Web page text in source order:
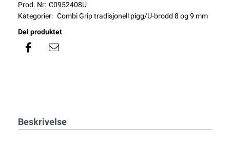
Prod. Nr: C0952408U
Kategorier: Combi Grip tradisjonell pigg/U-brodd 8 og 9 mm
Del produktet
Beskrivelse